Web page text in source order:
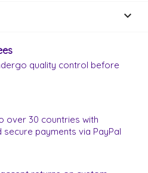
keyboard_arrow_down
quality control before
over 30 countries with
payments via PayPal